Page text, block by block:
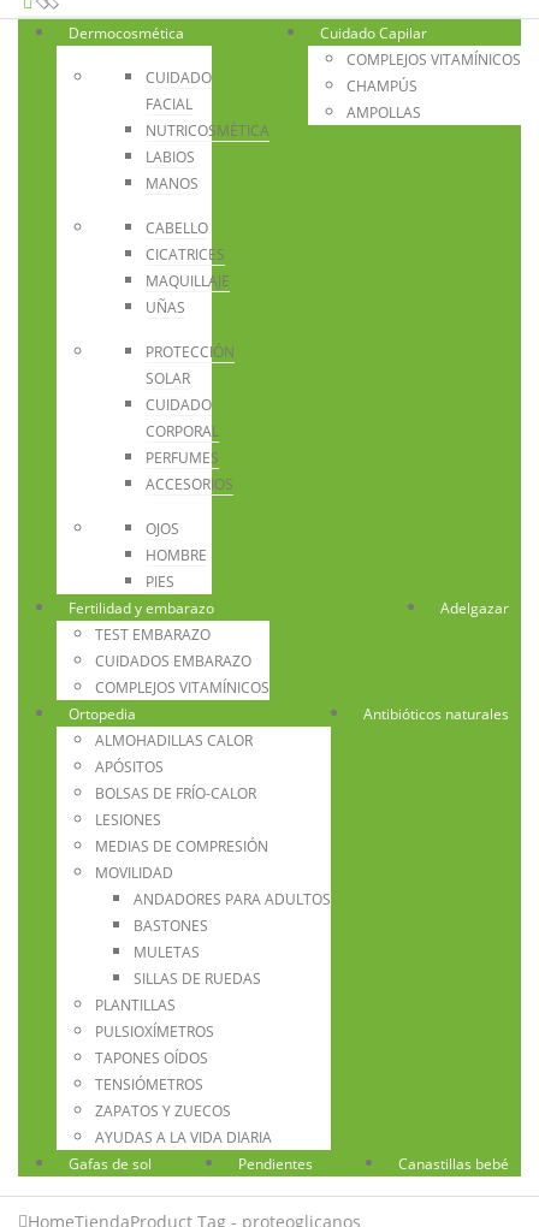
Dermocosmética
CUIDADO
FACIAL
NUTRICOSMÉTICA
LABIOS
MANOS
CABELLO
CICATRICES
MAQUILLAJE
UÑAS
PROTECCIÓN
SOLAR
CUIDADO
CORPORAL
PERFUMES
ACCESORIOS
OJOS
HOMBRE
PIES
Cuidado Capilar
COMPLEJOS VITAMÍNICOS
CHAMPÚS
AMPOLLAS
Fertilidad y embarazo
TEST EMBARAZO
CUIDADOS EMBARAZO
COMPLEJOS VITAMÍNICOS
Adelgazar
Ortopedia
ALMOHADILLAS CALOR
APÓSITOS
BOLSAS DE FRÍO-CALOR
LESIONES
MEDIAS DE COMPRESIÓN
MOVILIDAD
ANDADORES PARA ADULTOS
BASTONES
MULETAS
SILLAS DE RUEDAS
PLANTILLAS
PULSIOXÍMETROS
TAPONES OÍDOS
TENSIÓMETROS
ZAPATOS Y ZUECOS
AYUDAS A LA VIDA DIARIA
Antibióticos naturales
Gafas de sol Pendientes Canastillas bebé
HomeTiendaProduct Tag - proteoglicanos